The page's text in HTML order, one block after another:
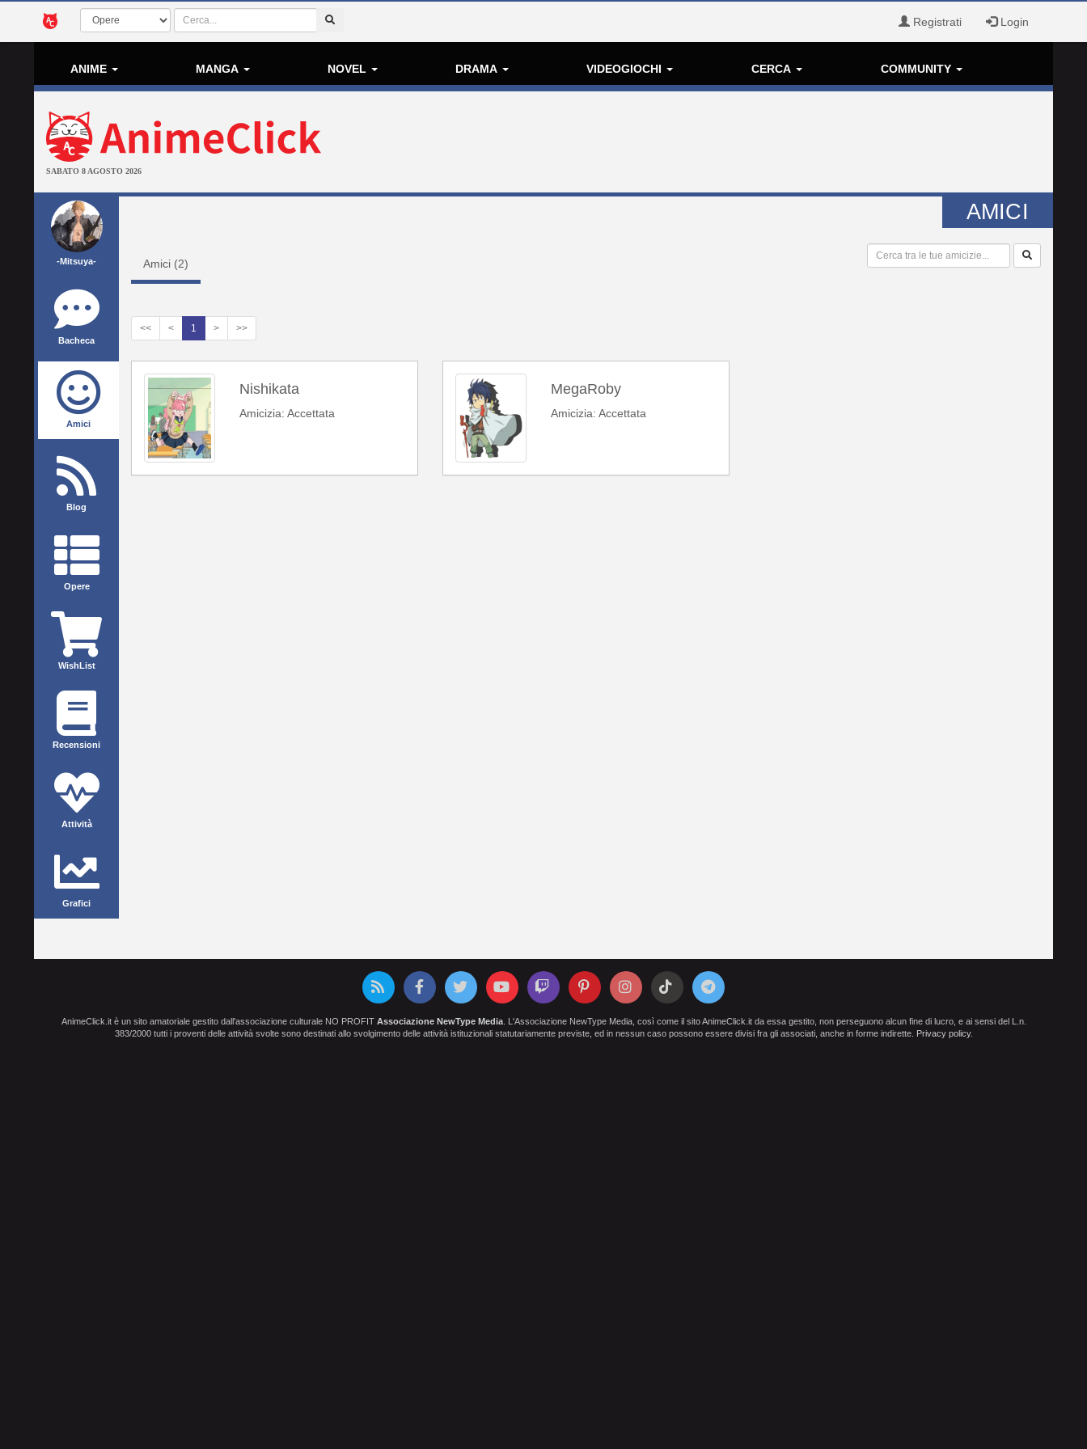
Registrati Login
ANIME MANGA NOVEL DRAMA VIDEOGIOCHI CERCA COMMUNITY
SABATO 8 AGOSTO 2026
-Mitsuya-
Bacheca
Amici
Blog
Opere
WishList
Recensioni
Attività
Grafici
AMICI
Amici (2)
<< < 1 > >>
Nishikata
Amicizia: Accettata
MegaRoby
Amicizia: Accettata
AnimeClick.it è un sito amatoriale gestito dall'associazione culturale NO PROFIT Associazione NewType Media. L'Associazione NewType Media, così come il sito AnimeClick.it da essa gestito, non perseguono alcun fine di lucro, e ai sensi del L.n.
383/2000 tutti i proventi delle attività svolte sono destinati allo svolgimento delle attività istituzionali statutariamente previste, ed in nessun caso possono essere divisi fra gli associati, anche in forme indirette. Privacy policy.